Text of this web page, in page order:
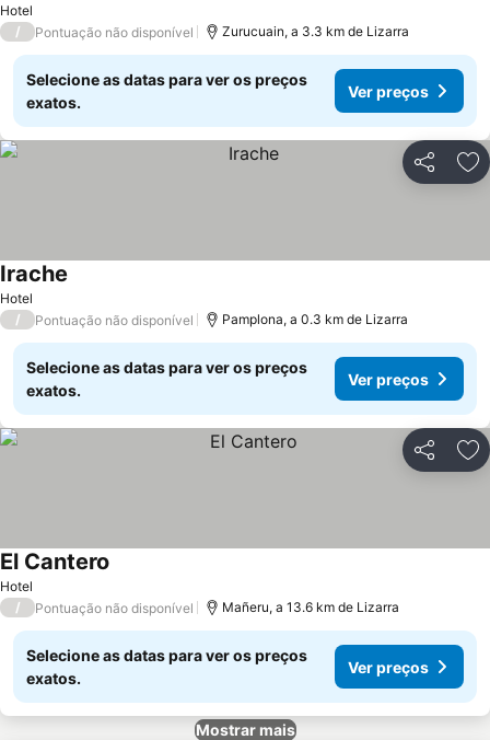
Hotel
/ Pontuação não disponível Zurucuain, a 3.3 km de Lizarra
Selecione as datas para ver os preços
exatos.
Ver preços
Partilhar
Hotel
Irache
/ Pontuação não disponível Pamplona, a 0.3 km de Lizarra
Selecione as datas para ver os preços
exatos.
Ver preços
Partilhar
Hotel
El Cantero
/ Pontuação não disponível Mañeru, a 13.6 km de Lizarra
Selecione as datas para ver os preços
exatos.
Ver preços
Mostrar mais